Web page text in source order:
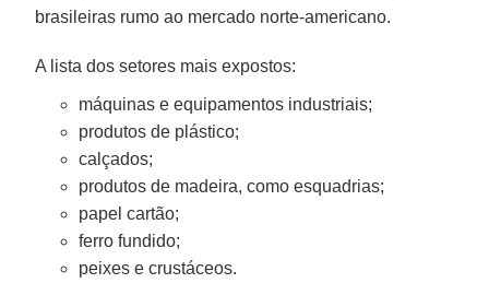
brasileiras rumo ao mercado norte-americano.
A lista dos setores mais expostos:
máquinas e equipamentos industriais;
produtos de plástico;
calçados;
produtos de madeira, como esquadrias;
papel cartão;
ferro fundido;
peixes e crustáceos.